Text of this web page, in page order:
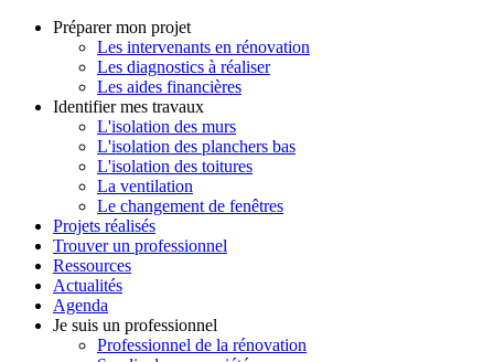
Préparer mon projet
Les intervenants en rénovation
Les diagnostics à réaliser
Les aides financières
Identifier mes travaux
L'isolation des murs
L'isolation des planchers bas
L'isolation des toitures
La ventilation
Le changement de fenêtres
Projets réalisés
Trouver un professionnel
Ressources
Actualités
Agenda
Je suis un professionnel
Professionnel de la rénovation